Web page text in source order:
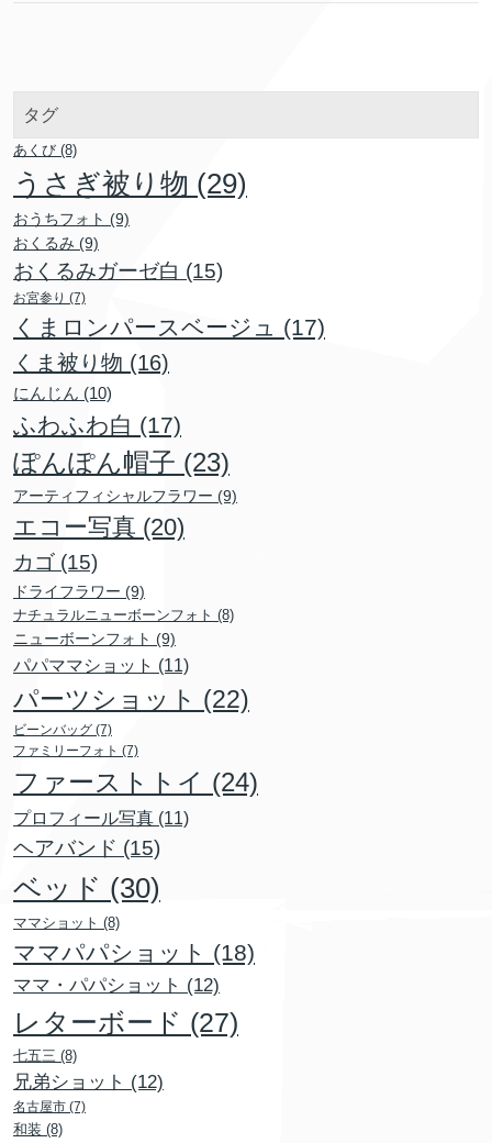
タグ
あくび (8)
うさぎ被り物 (29)
おうちフォト (9)
おくるみ (9)
おくるみガーゼ白 (15)
お宮参り (7)
くまロンパースベージュ (17)
くま被り物 (16)
にんじん (10)
ふわふわ白 (17)
ぽんぽん帽子 (23)
アーティフィシャルフラワー (9)
エコー写真 (20)
カゴ (15)
ドライフラワー (9)
ナチュラルニューボーンフォト (8)
ニューボーンフォト (9)
パパママショット (11)
パーツショット (22)
ビーンバッグ (7)
ファミリーフォト (7)
ファーストトイ (24)
プロフィール写真 (11)
ヘアバンド (15)
ベッド (30)
ママショット (8)
ママパパショット (18)
ママ・パパショット (12)
レターボード (27)
七五三 (8)
兄弟ショット (12)
名古屋市 (7)
和装 (8)